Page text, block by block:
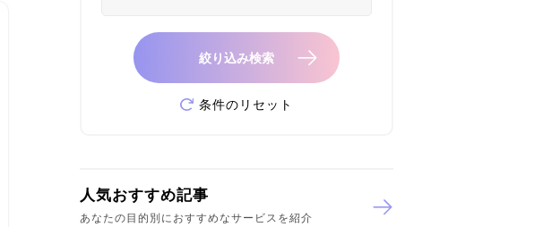
絞り込み検索
条件のリセット
人気おすすめ記事
あなたの目的別におすすめなサービスを紹介